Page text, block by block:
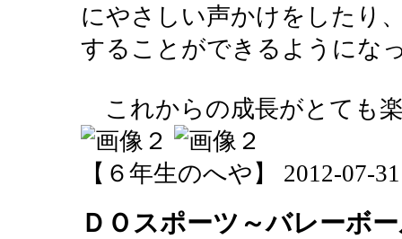
にやさしい声かけをしたり
することができるようにな
これからの成長がとても
【６年生のへや】 2012-07-
ＤＯスポーツ～バレーボ